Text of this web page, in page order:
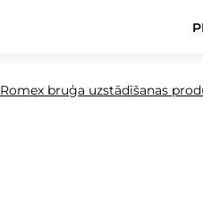
Romex bruģa uzstādīšanas